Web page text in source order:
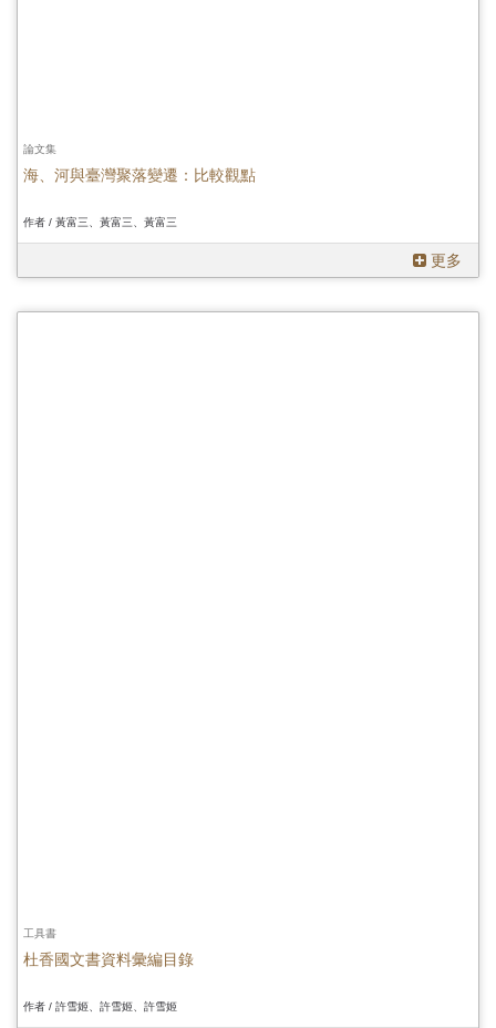
論文集
海、河與臺灣聚落變遷：比較觀點
作者 / 黃富三、黃富三、黃富三
更多
工具書
杜香國文書資料彙編目錄
作者 / 許雪姬、許雪姬、許雪姬